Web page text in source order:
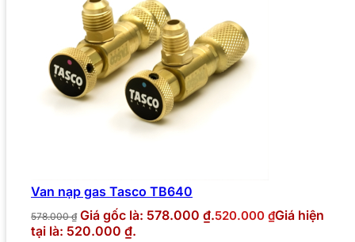
Van nạp gas Tasco TB640
578.000₫ Giá gốc là: 578.000 ₫.520.000 ₫Giá hiện
tại là: 520.000 ₫.